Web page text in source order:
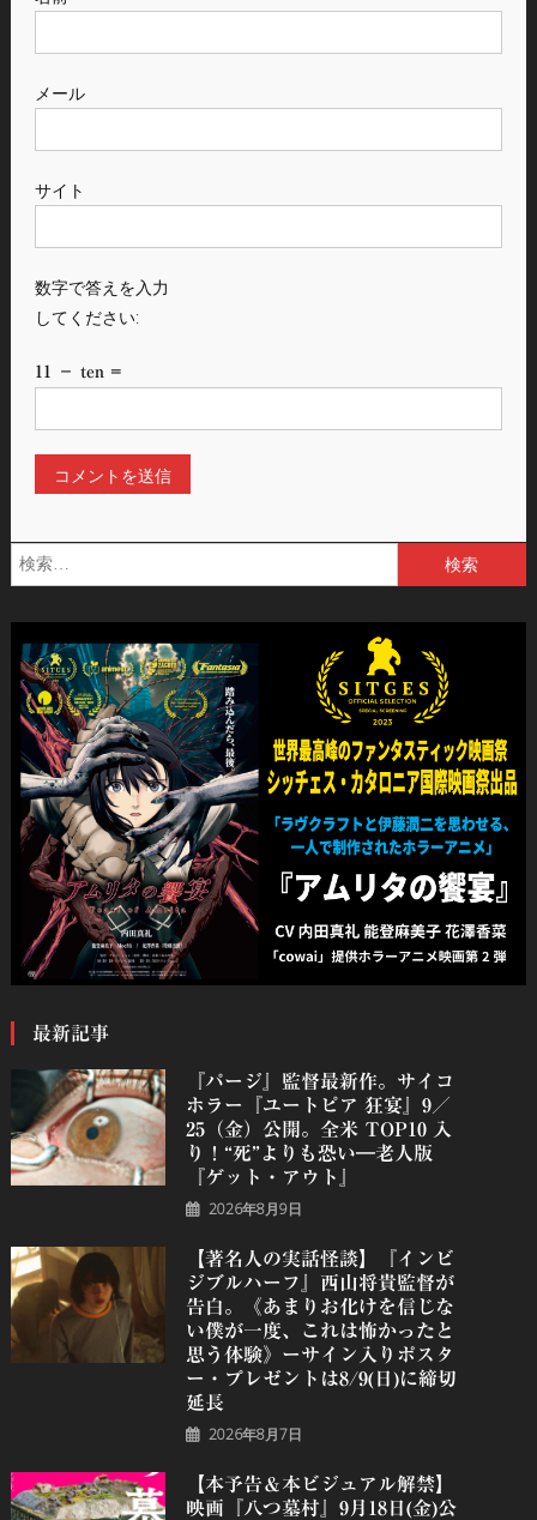
メール
サイト
数字で答えを入力
してください:
11 − ten =
索:
最新記事
『パージ』監督最新作。サイコ
ホラー『ユートピア 狂宴』9／
25（金）公開。全米 TOP10 入
り！“死”よりも恐い―老人版
『ゲット・アウト』
2026年8月9日
【著名人の実話怪談】『インビ
ジブルハーフ』⻄⼭将貴監督が
告白。《あまりお化けを信じな
い僕が一度、これは怖かったと
思う体験》ーサイン入りポスタ
ー・プレゼントは8/9(日)に締切
延長
2026年8月7日
【本予告＆本ビジュアル解禁】
映画『八つ墓村』9月18日(金)公